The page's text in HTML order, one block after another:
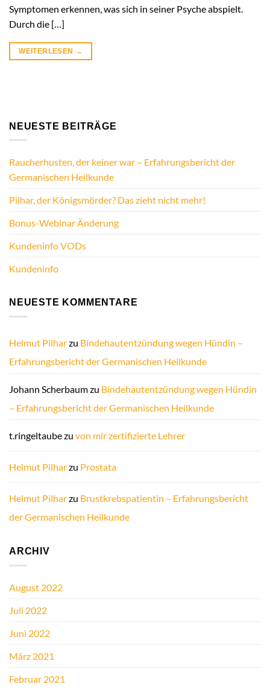
Symptomen erkennen, was sich in seiner Psyche abspielt.
Durch die […]
WEITERLESEN →
NEUESTE BEITRÄGE
Raucherhusten, der keiner war – Erfahrungsbericht der
Germanischen Heilkunde
Pilhar, der Königsmörder? Das zieht nicht mehr!
Bonus-Webinar Änderung
Kundeninfo VODs
Kundeninfo
NEUESTE KOMMENTARE
Helmut Pilharzu Bindehautentzündung wegen Hündin –
Erfahrungsbericht der Germanischen Heilkunde
Johann Scherbaumzu Bindehautentzündung wegen Hündin
– Erfahrungsbericht der Germanischen Heilkunde
t.ringeltaubezu von mir zertifizierte Lehrer
Helmut Pilharzu Prostata
Helmut Pilharzu Brustkrebspatientin – Erfahrungsbericht
der Germanischen Heilkunde
ARCHIV
August 2022
Juli 2022
Juni 2022
März 2021
Februar 2021